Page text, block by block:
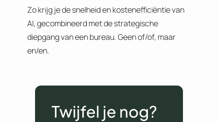
Zo krijg je de snelheid en kostenefficiëntie van
AI, gecombineerd met de strategische
diepgang van een bureau. Geen of/of, maar
en/en.
Twijfel je nog?